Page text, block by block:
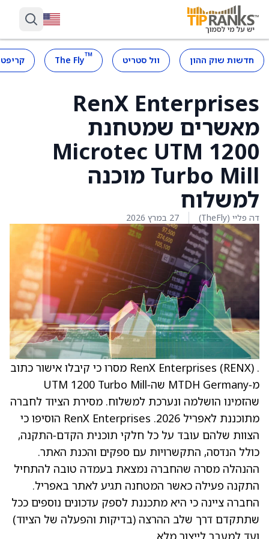
חדשות שוק ההון וול סטריט ™
The Fly
RenX Enterprises
מאשרים שמטחנת
Microtec UTM 1200
Turbo Mill מוכנה
למשלוח
דה פליי (TheFly) 27 במרץ 2026
. RenX Enterprises (RENX) מסרו כי קיבלו אישור כתוב
מ‑MTDH Germany שה‑UTM 1200 Turbo Mill
שהזמינו הושלמה ונערכת למשלוח. מסירת הציוד לחברה
מתוכננת לאפריל 2026. RenX Enterprises הוסיפו כי
הצוות שלהם עובד על כל חלקי תוכנית הקדם‑התקנה,
כולל הנדסה, התקשרויות עם ספקים והכנת האתר.
ההנהלה מסרה שהחברה נמצאת בעמדה טובה להתחיל
התקנה פעילה כאשר המטחנה תגיע לאתר באפריל.
החברה ציינה כי היא מתכננת לספק עדכונים נוספים ככל
שתתקדם דרך שלב ההרצה (בדיקות והפעלה של הציוד)
ועד למעבר לייצור מלא.